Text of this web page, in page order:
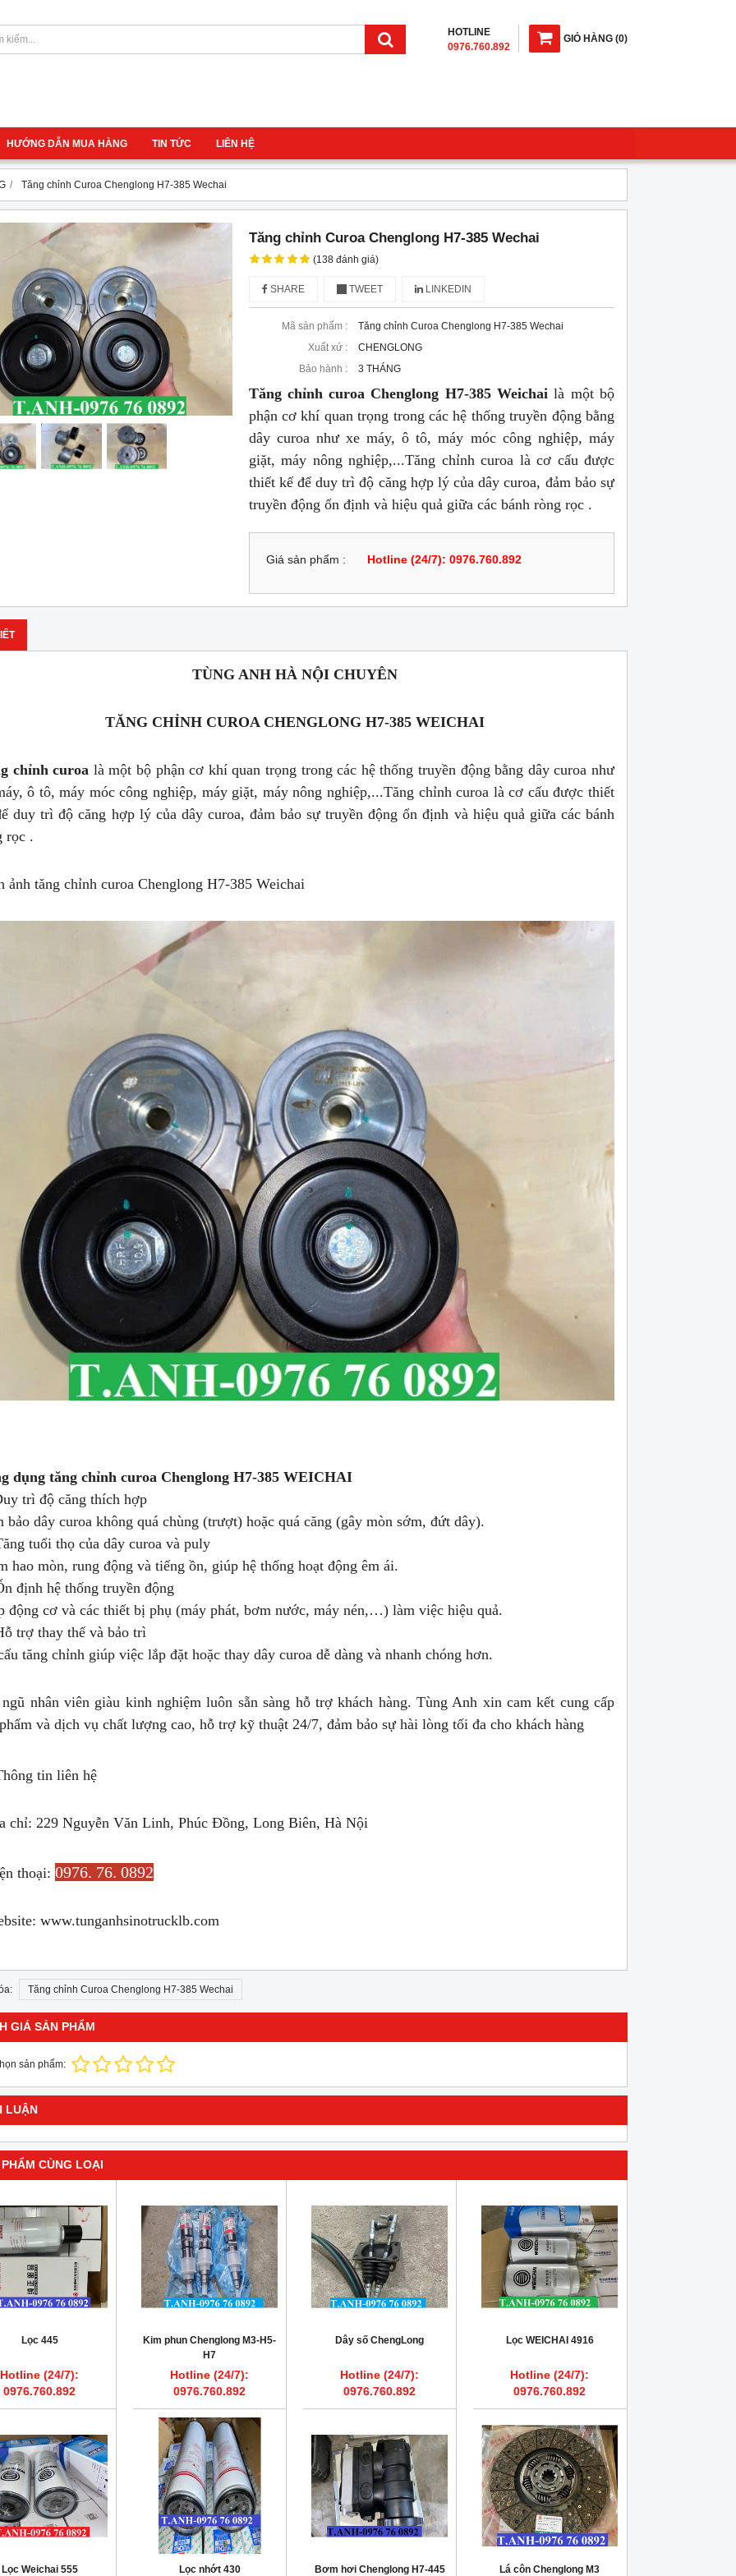
GIỎ HÀNG (0)
HOTLINE
0976.760.892
HƯỚNG DẪN MUA HÀNG TIN TỨC LIÊN HỆ
Tăng chỉnh Curoa Chenglong H7-385 Wechai
(24/7): 0976.760.892 Hotline (24/7): 0976.760.892
Tăng chỉnh Curoa Chenglong H7-385 Wechai
(138 đánh giá)
SHARE TWEET LINKEDIN
Mã sản phẩm :
Tăng chỉnh Curoa Chenglong H7-385 Wechai
Xuất xứ :
CHENGLONG
Bảo hành :
3 THÁNG
Tăng chỉnh curoa Chenglong H7-385 Weichai là một bộ
phận cơ khí quan trọng trong các hệ thống truyền động bằng
dây curoa như xe máy, ô tô, máy móc công nghiệp, máy
giặt, máy nông nghiệp,...Tăng chỉnh curoa là cơ cấu được
thiết kế để duy trì độ căng hợp lý của dây curoa, đảm bảo sự
truyền động ổn định và hiệu quả giữa các bánh ròng rọc .
Giá sản phẩm : Hotline (24/7): 0976.760.892
TÙNG ANH HÀ NỘI CHUYÊN
TĂNG CHỈNH CUROA CHENGLONG H7-385 WEICHAI
chỉnh curoa là một bộ phận cơ khí quan trọng trong các hệ thống truyền động bằng dây curoa như
ô tô, máy móc công nghiệp, máy giặt, máy nông nghiệp,...Tăng chỉnh curoa là cơ cấu được thiết
duy trì độ căng hợp lý của dây curoa, đảm bảo sự truyền động ổn định và hiệu quả giữa các bánh
rọc .
ảnh tăng chỉnh curoa Chenglong H7-385 Weichai
dụng tăng chỉnh curoa Chenglong H7-385 WEICHAI
trì độ căng thích hợp
bảo dây curoa không quá chùng (trượt) hoặc quá căng (gây mòn sớm, đứt dây).
tuổi thọ của dây curoa và puly
hao mòn, rung động và tiếng ồn, giúp hệ thống hoạt động êm ái.
định hệ thống truyền động
động cơ và các thiết bị phụ (máy phát, bơm nước, máy nén,…) làm việc hiệu quả.
trợ thay thế và bảo trì
tăng chỉnh giúp việc lắp đặt hoặc thay dây curoa dễ dàng và nhanh chóng hơn.
nhân viên giàu kinh nghiệm luôn sẵn sàng hỗ trợ khách hàng. Tùng Anh xin cam kết cung cấp
và dịch vụ chất lượng cao, hỗ trợ kỹ thuật 24/7, đảm bảo sự hài lòng tối đa cho khách hàng
tin liên hệ
chỉ: 229 Nguyễn Văn Linh, Phúc Đồng, Long Biên, Hà Nội
thoại: 0976. 76. 0892
www.tunganhsinotrucklb.com
Tăng chỉnh Curoa Chenglong H7-385 Wechai
GIÁ SẢN PHẨM
sản phẩm:
LUẬN
CÙNG LOẠI
Lọc 445
Hotline (24/7):
0976.760.892
Kim phun Chenglong M3-H5-
H7
Hotline (24/7):
0976.760.892
Dây số ChengLong
Hotline (24/7):
0976.760.892
Lọc WEICHAI 4916
Hotline (24/7):
0976.760.892
Lọc Weichai 555 Lọc nhớt 430 Bơm hơi Chenglong H7-445 Lá côn Chenglong M3